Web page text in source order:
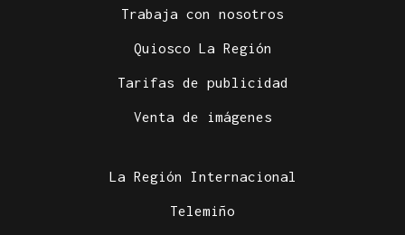
Trabaja con nosotros
Quiosco La Región
Tarifas de publicidad
Venta de imágenes
La Región Internacional
Telemiño